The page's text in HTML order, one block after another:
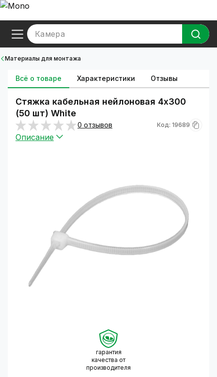
Камера
Материалы для монтажа
Всё о товаре Характеристики Отзывы
Стяжка кабельная нейлоновая 4х300
(50 шт) White
0 отзывов Код: 19689
Описание
гарантия
качества от
производителя